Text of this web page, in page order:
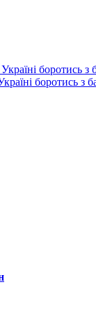
боротись з